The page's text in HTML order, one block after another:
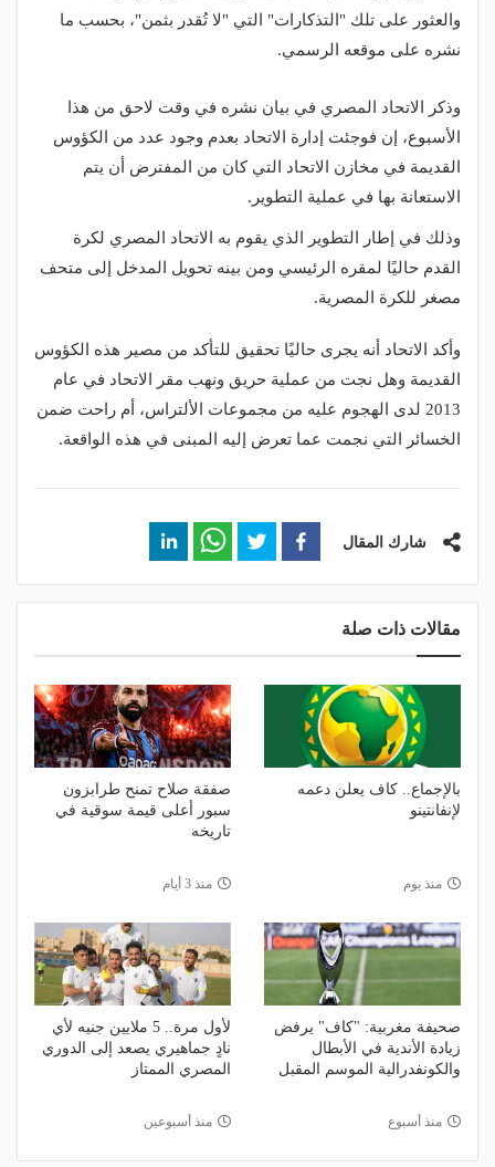
والعثور على تلك "التذكارات" التي "لا تُقدر بثمن"، بحسب ما
نشره على موقعه الرسمي.
وذكر الاتحاد المصري في بيان نشره في وقت لاحق من هذا
الأسبوع، إن فوجئت إدارة الاتحاد بعدم وجود عدد من الكؤوس
القديمة في مخازن الاتحاد التي كان من المفترض أن يتم
الاستعانة بها في عملية التطوير.
وذلك في إطار التطوير الذي يقوم به الاتحاد المصري لكرة
القدم حاليًا لمقره الرئيسي ومن بينه تحويل المدخل إلى متحف
مصغر للكرة المصرية.
وأكد الاتحاد أنه يجرى حاليًا تحقيق للتأكد من مصير هذه الكؤوس
القديمة وهل نجت من عملية حريق ونهب مقر الاتحاد في عام
2013 لدى الهجوم عليه من مجموعات الألتراس، أم راحت ضمن
الخسائر التي نجمت عما تعرض إليه المبنى في هذه الواقعة.
شارك المقال
مقالات ذات صلة
بالإجماع.. كاف يعلن دعمه
لإنفانتينو
منذ يوم
صفقة صلاح تمنح طرابزون
سبور أعلى قيمة سوقية في
تاريخه
منذ 3 أيام
صحيفة مغربية: "كاف" يرفض
زيادة الأندية في الأبطال
والكونفدرالية الموسم المقبل
منذ أسبوع
لأول مرة.. 5 ملايين جنيه لأي
نادٍ جماهيري يصعد إلى الدوري
المصري الممتاز
منذ أسبوعين